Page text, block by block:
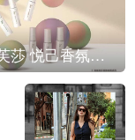
IPSA茵芙莎 悦己香氛凝露上市